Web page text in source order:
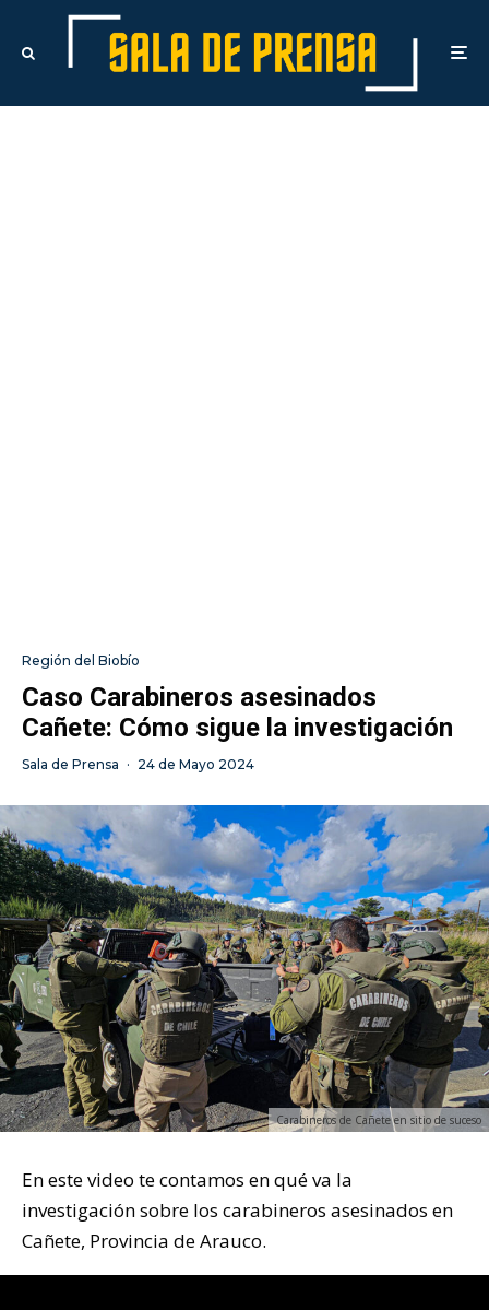
Región del Biobío
Caso Carabineros asesinados
Cañete: Cómo sigue la investigación
Sala de Prensa · 24 de Mayo 2024
Carabineros de Cañete en sitio de suceso
En este video te contamos en qué va la
investigación sobre los carabineros asesinados en
Cañete, Provincia de Arauco.